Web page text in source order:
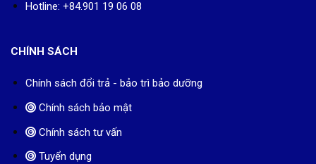
Hotline: +84.901 19 06 08
CHÍNH SÁCH
Chính sách đổi trả - bảo trì bảo dưỡng
Chính sách bảo mật
Chính sách tư vấn
Tuyển dụng